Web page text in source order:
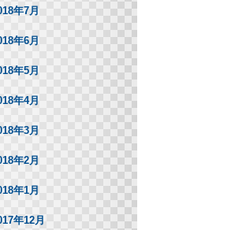
年7月
年6月
年5月
年4月
年3月
年2月
年1月
年12月